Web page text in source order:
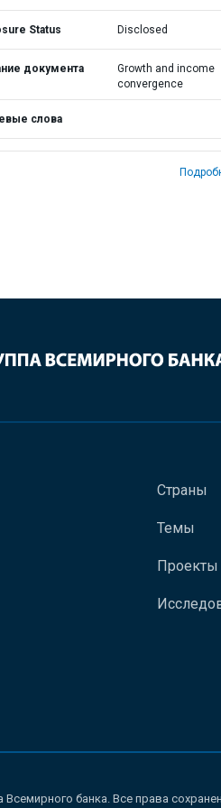
Status Disclosed
документа
Growth and income
convergence
слова
Страны
Темы
Проекты
Всемирного банка. Все права